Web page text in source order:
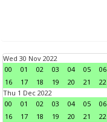
Wed 30 Nov 2022
00
01 02 03 04 05 06
16
17 18 19 20 21 22
Thu 1 Dec 2022
00
01 02 03 04 05 06
16
17 18 19 20 21 22